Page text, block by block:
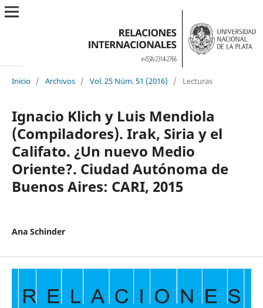
Inicio / Archivos / Vol. 25 Núm. 51 (2016) / Lecturas
Ignacio Klich y Luis Mendiola
(Compiladores). Irak, Siria y el
Califato. ¿Un nuevo Medio
Oriente?. Ciudad Autónoma de
Buenos Aires: CARI, 2015
Ana Schinder